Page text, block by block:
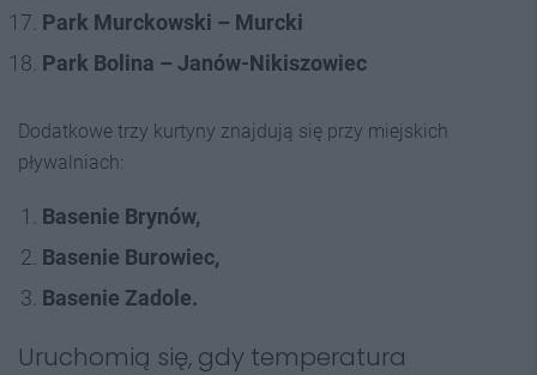
Park Murckowski – Murcki
Park Bolina – Janów-Nikiszowiec
Dodatkowe trzy kurtyny znajdują się przy miejskich
pływalniach:
Basenie Brynów,
Basenie Burowiec,
Basenie Zadole.
Uruchomią się, gdy temperatura